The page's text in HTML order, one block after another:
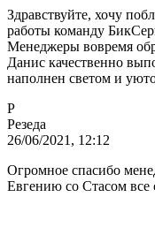
Здравствуйте, хочу
работы команду
Менеджеры вовремя
Данис качественно
наполнен светом и
Р
Резеда
26/06/2021, 12:12
Огромное спасибо
Евгению со Стасом все